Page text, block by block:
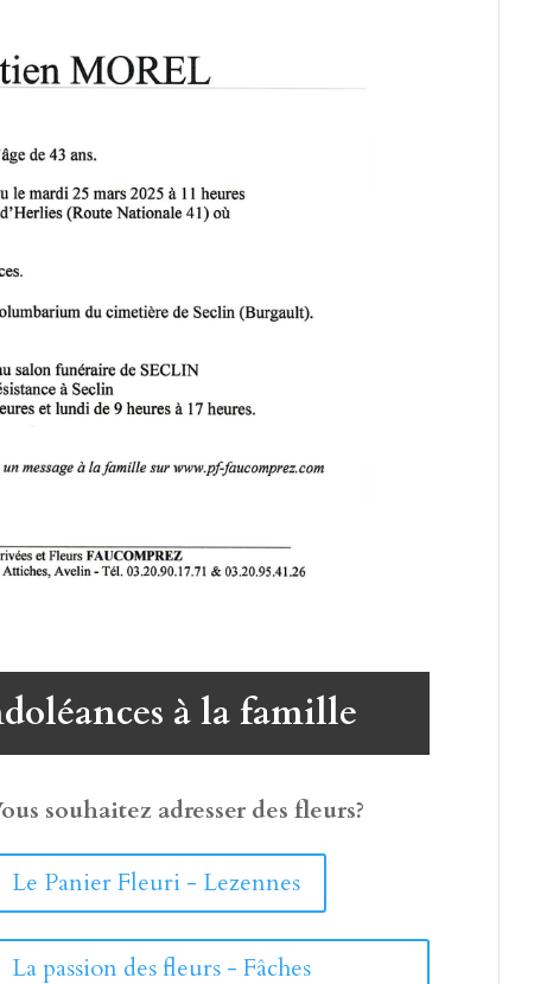
à la famille
souhaitez adresser des fleurs?
Le Panier Fleuri - Lezennes
La passion des fleurs - Fâches